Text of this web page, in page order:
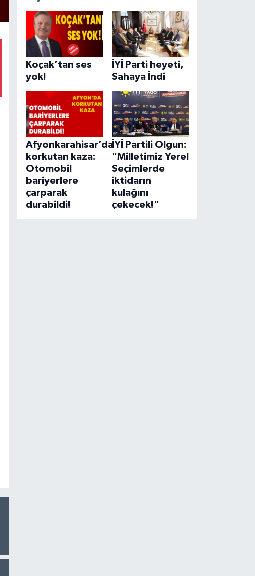
Koçak’tan ses
yok!
İYİ Parti heyeti,
Sahaya İndi
Afyonkarahisar’da
korkutan kaza:
Otomobil
bariyerlere
çarparak
durabildi!
İYİ Partili Olgun:
"Milletimiz Yerel
Seçimlerde
iktidarın
kulağını
çekecek!"